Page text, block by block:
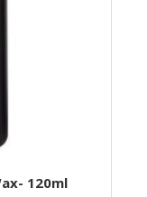
120ml